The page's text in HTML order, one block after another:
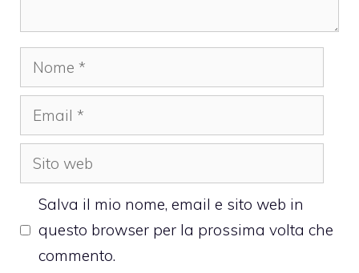
Nome
Email
Sito
web
Salva il mio nome, email e sito web in
questo browser per la prossima volta che
commento.